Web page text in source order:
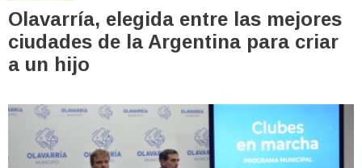
Olavarría, elegida entre las mejores
ciudades de la Argentina para criar
a un hijo